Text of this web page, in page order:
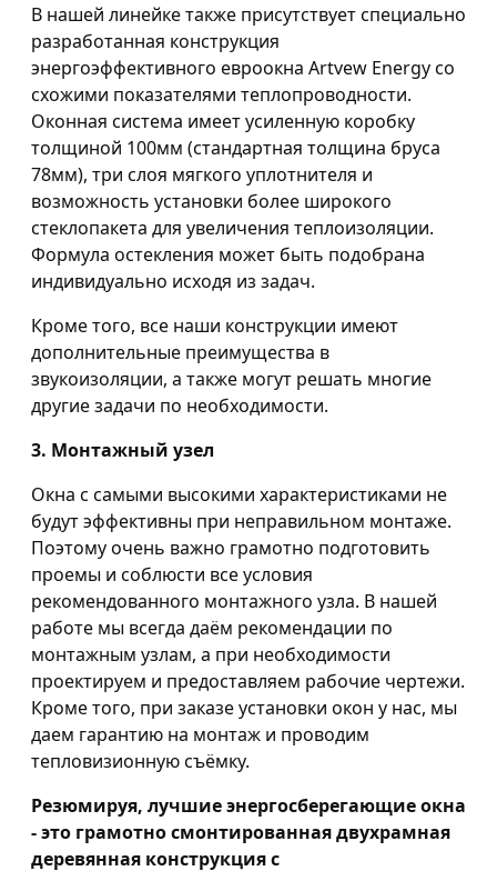
В нашей линейке также присутствует специально
разработанная конструкция
энергоэффективного евроокна Artvew Energy со
схожими показателями теплопроводности.
Оконная система имеет усиленную коробку
толщиной 100мм (стандартная толщина бруса
78мм), три слоя мягкого уплотнителя и
возможность установки более широкого
стеклопакета для увеличения теплоизоляции.
Формула остекления может быть подобрана
индивидуально исходя из задач.
Кроме того, все наши конструкции имеют
дополнительные преимущества в
звукоизоляции, а также могут решать многие
другие задачи по необходимости.
3. Монтажный узел
Окна с самыми высокими характеристиками не
будут эффективны при неправильном монтаже.
Поэтому очень важно грамотно подготовить
проемы и соблюсти все условия
рекомендованного монтажного узла. В нашей
работе мы всегда даём рекомендации по
монтажным узлам, а при необходимости
проектируем и предоставляем рабочие чертежи.
Кроме того, при заказе установки окон у нас, мы
даем гарантию на монтаж и проводим
тепловизионную съёмку.
Резюмируя, лучшие энергосберегающие окна
- это грамотно смонтированная двухрамная
деревянная конструкция с